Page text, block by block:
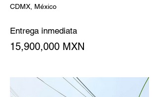
CDMX, México
Entrega inmediata
15,900,000 MXN